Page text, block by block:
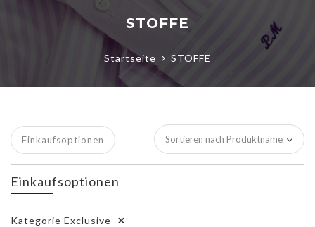
STOFFE
Startseite STOFFE
Einkaufsoptionen
Einkaufsoptionen
Kategorie Exclusive